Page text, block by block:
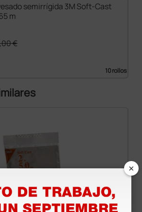
semirrígida 3M Soft-Cast
m
€
10 rollos
×